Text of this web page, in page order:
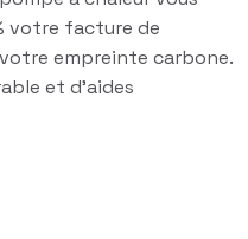
votre facture de
empreinte carbone.
et d'aides